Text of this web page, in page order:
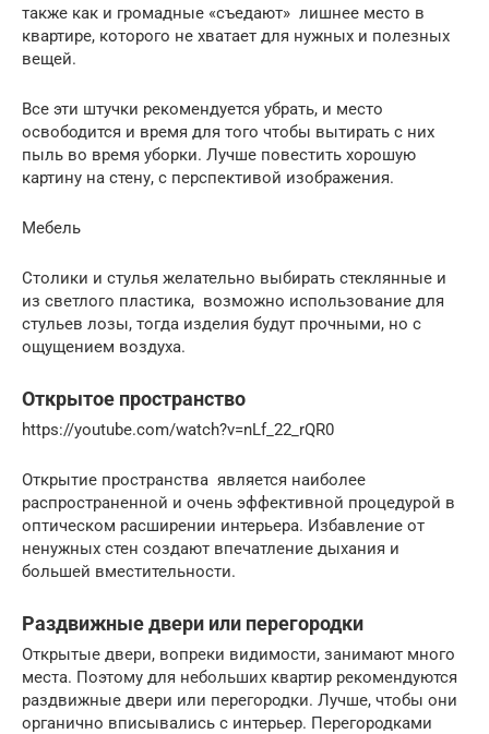
также как и громадные «съедают» лишнее место в
квартире, которого не хватает для нужных и полезных
вещей.
Все эти штучки рекомендуется убрать, и место
освободится и время для того чтобы вытирать с них
пыль во время уборки. Лучше повестить хорошую
картину на стену, с перспективой изображения.
Мебель
Столики и стулья желательно выбирать стеклянные и
из светлого пластика, возможно использование для
стульев лозы, тогда изделия будут прочными, но с
ощущением воздуха.
Открытое пространство
https://youtube.com/watch?v=nLf_22_rQR0
Открытие пространства является наиболее
распространенной и очень эффективной процедурой в
оптическом расширении интерьера. Избавление от
ненужных стен создают впечатление дыхания и
большей вместительности.
Раздвижные двери или перегородки
Открытые двери, вопреки видимости, занимают много
места. Поэтому для небольших квартир рекомендуются
раздвижные двери или перегородки. Лучше, чтобы они
органично вписывались с интерьер. Перегородками